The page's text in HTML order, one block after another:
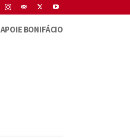
APOIE BONIFÁCIO